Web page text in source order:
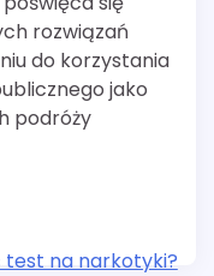
rozwiązań
do korzystania
jako
podróży
test na narkotyki?